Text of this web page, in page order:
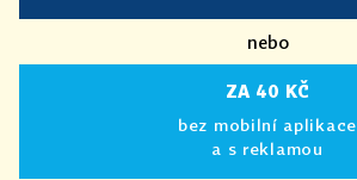
nebo
ZA 40 KČ
bez mobilní aplikace
a s reklamou